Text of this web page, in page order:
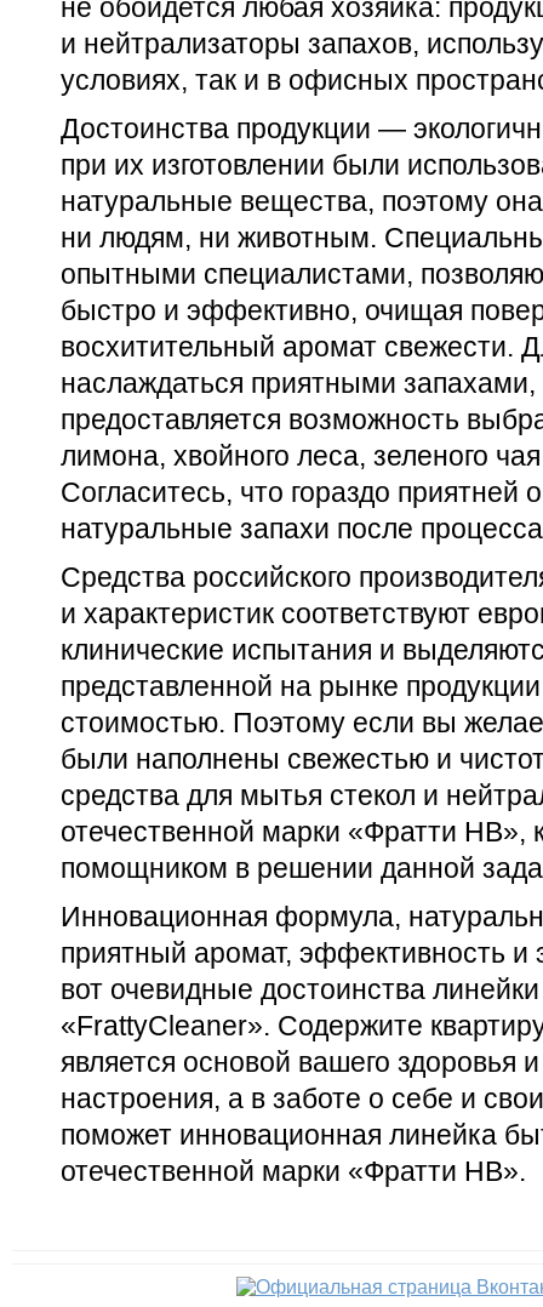
не обойдется любая хозяйка:
и нейтрализаторы запахов,
условиях, так и в офисных
Достоинства продукции —
при их изготовлении были
натуральные вещества, поэтому
ни людям, ни животным.
опытными специалистами,
быстро и эффективно, очищая
восхитительный аромат свежести.
наслаждаться приятными
предоставляется возможность
лимона, хвойного леса, зеленого
Согласитесь, что гораздо
натуральные запахи после
Средства российского
и характеристик соответствуют
клинические испытания и
представленной на рынке
стоимостью. Поэтому если вы
были наполнены свежестью и
средства для мытья стекол и
отечественной марки «Фратти
помощником в решении данной
Инновационная формула,
приятный аромат, эффективность
вот очевидные достоинства
«FrattyCleaner». Содержите
является основой вашего здоровья
настроения, а в заботе о себе и
поможет инновационная линейка
отечественной марки «Фратти НВ».